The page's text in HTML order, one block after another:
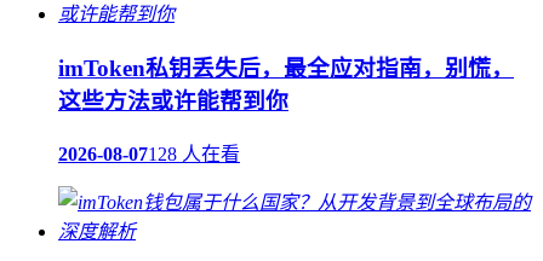
imToken私钥丢失后，最全应对指南，别慌，
这些方法或许能帮到你
2026-08-07128 人在看